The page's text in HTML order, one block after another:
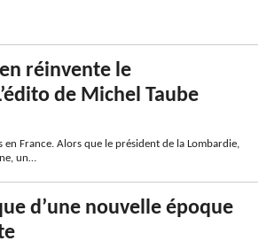
réinvente le
de Michel Taube
France. Alors que le président de la Lombardie,
un…
d’une nouvelle époque